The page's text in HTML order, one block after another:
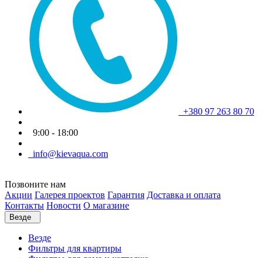
+380 97 263 80 70
9:00 - 18:00
info@kievaqua.com
Позвоните нам
Акции Галерея проектов Гарантия Доставка и оплата
Контакты Новости О магазине
Везде
Везде
Фильтры для квартиры